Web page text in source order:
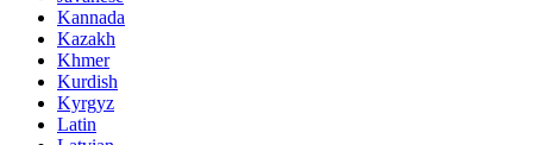
Kannada
Kazakh
Khmer
Kurdish
Kyrgyz
Latin